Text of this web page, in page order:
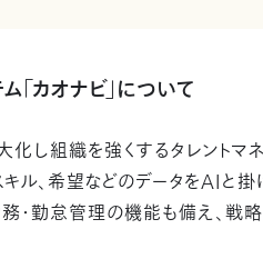
「カオナビ」について
化し組織を強くするタレントマ
キル、希望などのデータをAIと
務・勤怠管理の機能も備え、